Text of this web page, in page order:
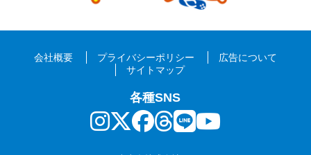
会社概要 プライバシーポリシー
広告について
サイトマップ
各種SNS